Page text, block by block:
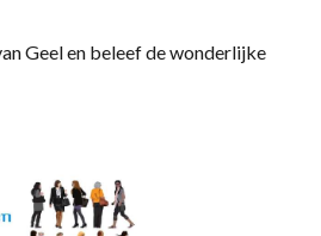
Geel en beleef de wonderlijke